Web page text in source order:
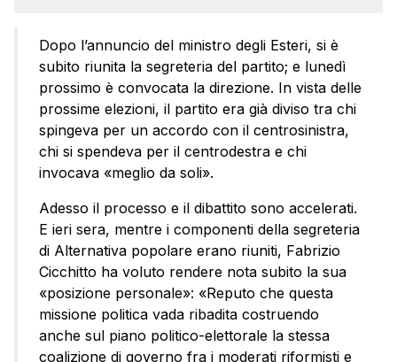
Dopo l’annuncio del ministro degli Esteri, si è
subito riunita la segreteria del partito; e lunedì
prossimo è convocata la direzione. In vista delle
prossime elezioni, il partito era già diviso tra chi
spingeva per un accordo con il centrosinistra,
chi si spendeva per il centrodestra e chi
invocava «meglio da soli».
Adesso il processo e il dibattito sono accelerati.
E ieri sera, mentre i componenti della segreteria
di Alternativa popolare erano riuniti, Fabrizio
Cicchitto ha voluto rendere nota subito la sua
«posizione personale»: «Reputo che questa
missione politica vada ribadita costruendo
anche sul piano politico-elettorale la stessa
coalizione di governo fra i moderati riformisti e